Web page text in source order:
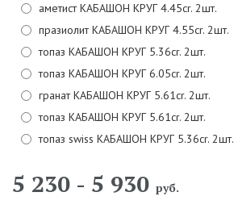
аметист КАБАШОН КРУГ 4.45cr. 2шт.
празиолит КАБАШОН КРУГ 4.55cr. 2шт.
топаз КАБАШОН КРУГ 5.36cr. 2шт.
топаз КАБАШОН КРУГ 6.05cr. 2шт.
гранат КАБАШОН КРУГ 5.61cr. 2шт.
топаз КАБАШОН КРУГ 5.61cr. 2шт.
топаз swiss КАБАШОН КРУГ 5.36cr. 2шт.
5 230 - 5 930 руб.